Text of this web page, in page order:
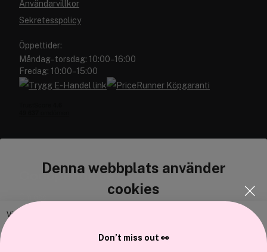
Denna webbplats använder
cookies
Vi använder enhetsidentifierare för att anpassa innehållet och
Användarvillkor
Sekretesspolicy
Öppettider:
Måndag–torsdag: 10:00–16:00
Fredag: 10:00–15:00
Cocopanda.se
Don’t miss out 👀